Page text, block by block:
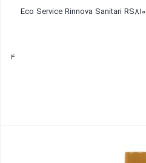
اسپری رنگ لعاب سفید اکو سرویس Eco Service Rinnova Sanitari RS810
4